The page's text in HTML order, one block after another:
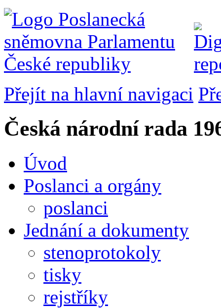
Přejít na hlavní navigaci
Česká národní rada
Úvod
Poslanci a orgány
poslanci
Jednání a dokumenty
stenoprotokoly
tisky
rejstříky